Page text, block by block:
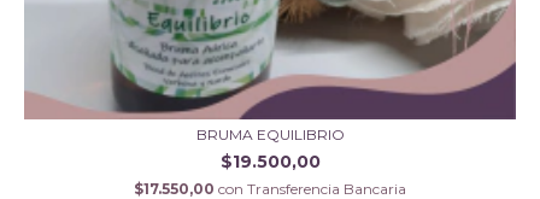
BRUMA EQUILIBRIO
$19.500,00
$17.550,00 con Transferencia Bancaria